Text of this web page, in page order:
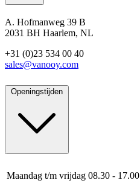
A. Hofmanweg 39 B
2031 BH Haarlem, NL
+31 (0)23 534 00 40
sales@vanooy.com
Openingstijden
Maandag t/m vrijdag 08.30 - 17.00